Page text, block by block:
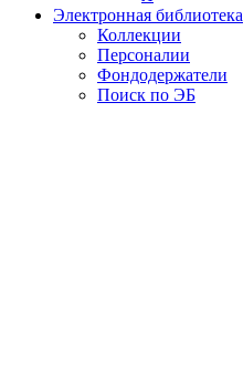
Электронная библиотека
Коллекции
Персоналии
Фондодержатели
Поиск по ЭБ